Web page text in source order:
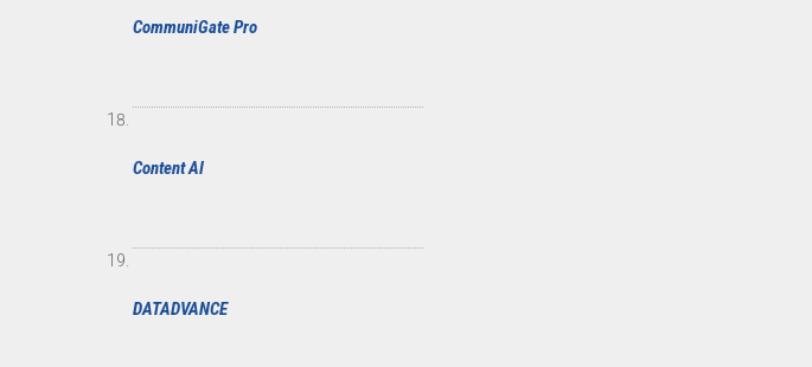
CommuniGate Pro
Content AI
DATADVANCE